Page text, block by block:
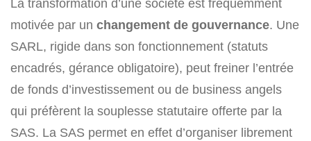
La transformation d’une société est fréquemment
motivée par un changement de gouvernance. Une
SARL, rigide dans son fonctionnement (statuts
encadrés, gérance obligatoire), peut freiner l’entrée
de fonds d’investissement ou de business angels
qui préfèrent la souplesse statutaire offerte par la
SAS. La SAS permet en effet d’organiser librement